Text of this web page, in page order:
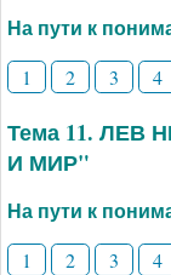
На пути к
1 2 3 4
Тема 11. ЛЕВ
И МИР"
На пути к
1 2 3 4